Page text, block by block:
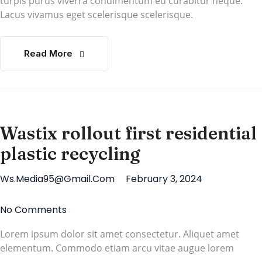
Lacus vivamus eget scelerisque scelerisque.
Read More
Wastix rollout first residential
plastic recycling
Ws.media95@gmail.com February 3, 2024
No Comments
Lorem ipsum dolor sit amet consectetur. Aliquet amet
elementum. Commodo etiam arcu vitae augue lorem